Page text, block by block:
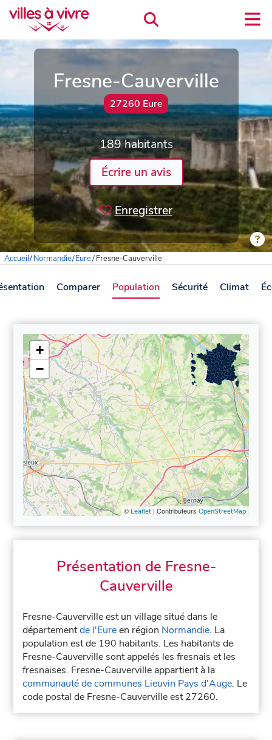
Fresne-Cauverville
27260 Eure
189 habitants
Écrire un avis
Enregistrer
Accueil/Normandie/Eure/Fresne-Cauverville
Comparer Population Sécurité Climat
+
−
© Leaflet| Contributeurs OpenStreetMap
Présentation de Fresne-
Cauverville
Fresne-Cauverville est un village situé dans le
départementde l'Eureen région Normandie. La
population est de 190 habitants. Les habitants de
Fresne-Cauverville sont appelés les fresnais et les
fresnaises. Fresne-Cauverville appartient à la
communauté de communes Lieuvin Pays d'Auge. Le
code postal de Fresne-Cauverville est 27260.